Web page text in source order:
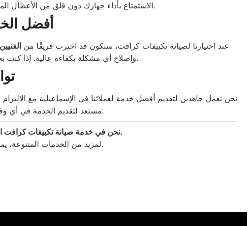
الاستمتاع بأداء جهازك دون قلق من الأعطال، ونسعى دائمًا لضمان تقديم خدمة احترافية تتسم بالجودة والسرعة.
أفضل
عند اختيارنا لصيانة تكييفات كرافت، ستكون قد اخترت فريقًا من
وإصلاح أي مشكلة بكفاءة عالية. إذا كنت بحاجة للمزيد من المعلومات حول خدماتنا، يمكنك زيارة صيانة معتمدة للاطلاع على كافة التفاصيل.
نحن نعمل جاهدين لتقديم أفضل خدمة لعملائنا في الإسماعيلية مع الالتزام
مستعد لتقديم الخدمة في أي وقت حسب راحتك. بعد الصيانة، ستجد جهازك يعمل بكفاءة وكأنك قد حصلت عليه جديدًا.
نحن في خدمة صيانة تكييفات كرافت الاسماعيلية نضمن لك أفضل تجربة صيانة مع توفير قطع غيار أصلية وضمان كامل على أعمالنا.
لمزيد من الخدمات المتنوعة،للحصول على كافة التفاصيل حول كيفية صيانة الأجهزة الأخرى.